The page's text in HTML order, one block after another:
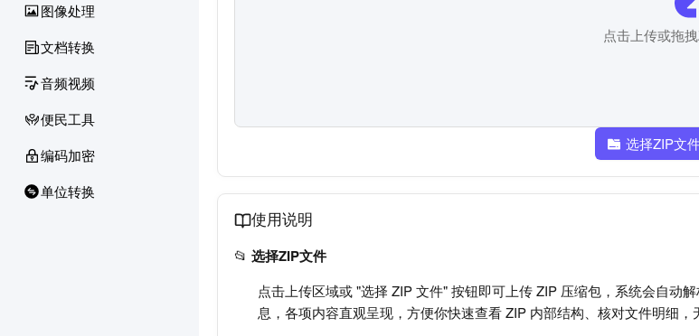
图像处理
文档转换
音频视频
便民工具
编码加密
单位转换
点击上传或拖
选择ZIP文
使用说明
📂 选择ZIP文件
点击上传区域或 "选择 ZIP 文件" 按钮即可上传 ZIP 压缩包，系统会自动
息，各项内容直观呈现，方便你快速查看 ZIP 内部结构、核对文件明细，